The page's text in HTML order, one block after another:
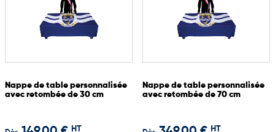
Nappe de table personnalisée
avec retombée de 30 cm
HT
Nappe de table personnalisée
avec retombée de 70 cm
HT